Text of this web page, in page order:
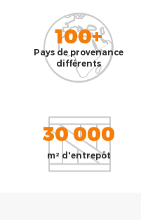
100+
Pays de provenance
différents
30 000
m² d'entrepôt